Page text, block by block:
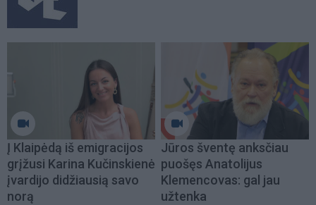
Į Klaipėdą iš emigracijos
grįžusi Karina Kučinskienė
įvardijo didžiausią savo
norą
Jūros šventę anksčiau
puošęs Anatolijus
Klemencovas: gal jau
užtenka